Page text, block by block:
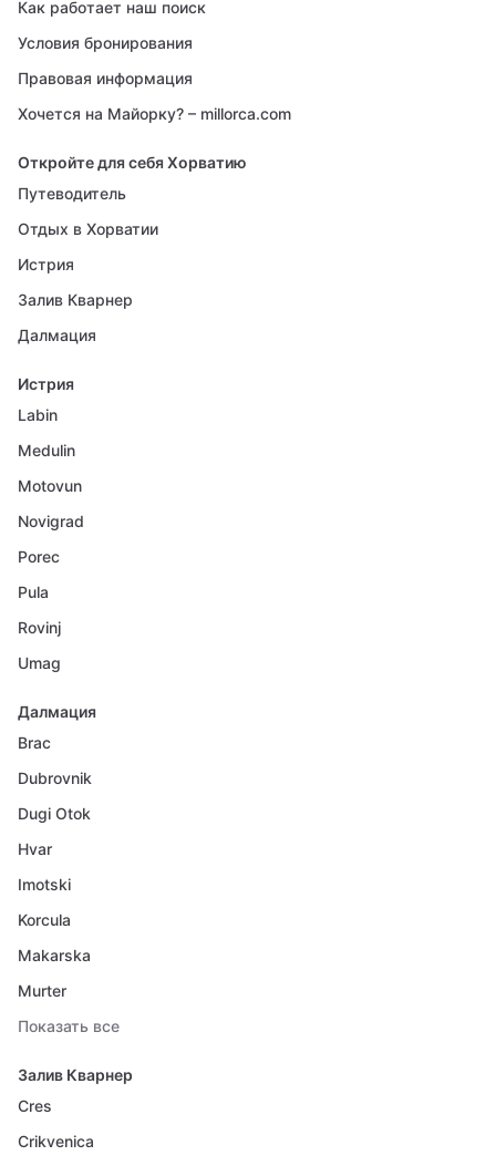
Как работает наш поиск
Условия бронирования
Правовая информация
Хочется на Майорку? – millorca.com
Откройте для себя Хорватию
Путеводитель
Отдых в Хорватии
Истрия
Залив Кварнер
Далмация
Истрия
Labin
Medulin
Motovun
Novigrad
Porec
Pula
Rovinj
Umag
Далмация
Brac
Dubrovnik
Dugi Otok
Hvar
Imotski
Korcula
Makarska
Murter
Показать все
Залив Кварнер
Cres
Crikvenica